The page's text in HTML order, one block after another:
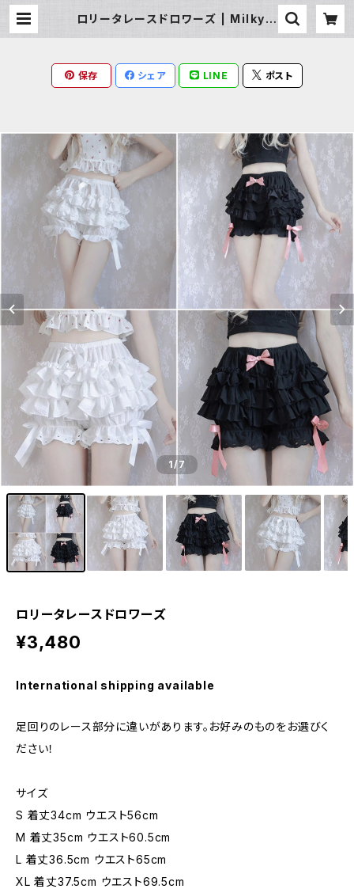
ロリータレースドロワーズ | Milky R
保存 シェア LINE ポスト
1/7
ロリータレースドロワーズ
¥3,480
International shipping available
足回りのレース部分に違いがあります。お好みのものをお選びく
ださい！
サイズ
S 着丈34cm ウエスト56cm
M 着丈35cm ウエスト60.5cm
L 着丈36.5cm ウエスト65cm
XL 着丈37.5cm ウエスト69.5cm